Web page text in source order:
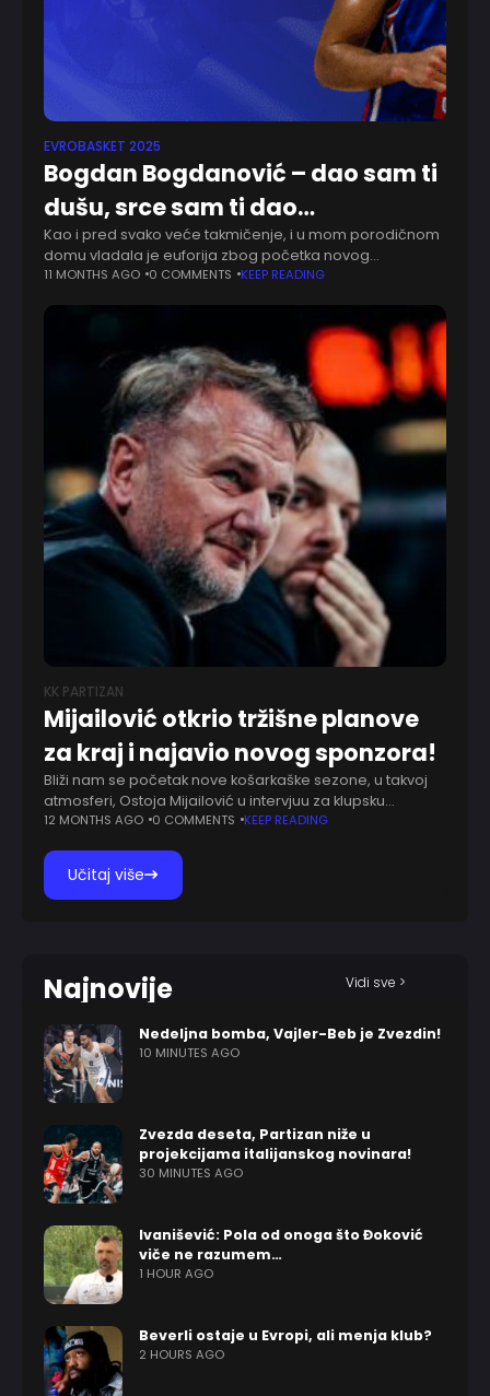
EVROBASKET 2025
Bogdan Bogdanović – dao sam ti
dušu, srce sam ti dao…
Kao i pred svako veće takmičenje, i u mom porodičnom
domu vladala je euforija zbog početka novog
reprezentativnog okupljanja. Mnogo toga se "poklopilo",
11 MONTHS AGO 0 COMMENTS KEEP READING
KK PARTIZAN
Mijailović otkrio tržišne planove
za kraj i najavio novog sponzora!
Bliži nam se početak nove košarkaške sezone, u takvoj
atmosferi, Ostoja Mijailović u intervjuu za klupsku
televiziju najavljuje nova crno-bela pojačanja i
kompletan,
12 MONTHS AGO 0 COMMENTS KEEP READING
Učitaj više
Najnovije Vidi sve >
Nedeljna bomba, Vajler-Beb je Zvezdin!
10 MINUTES AGO
Zvezda deseta, Partizan niže u
projekcijama italijanskog novinara!
30 MINUTES AGO
Ivanišević: Pola od onoga što Đoković
viče ne razumem…
1 HOUR AGO
Beverli ostaje u Evropi, ali menja klub?
2 HOURS AGO